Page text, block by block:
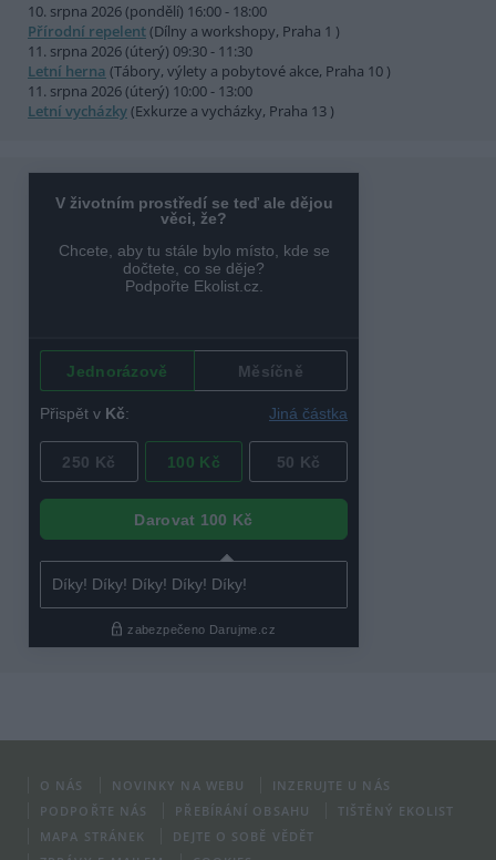
10. srpna 2026 (pondělí) 16:00 - 18:00
Přírodní repelent(Dílny a workshopy, Praha 1 )
11. srpna 2026 (úterý) 09:30 - 11:30
Letní herna (Tábory, výlety a pobytové akce, Praha 10 )
11. srpna 2026 (úterý) 10:00 - 13:00
Letní vycházky(Exkurze a vycházky, Praha 13 )
O NÁS NOVINKY NA WEBU
INZERUJTE U NÁS
PODPOŘTE NÁS
PŘEBÍRÁNÍ OBSAHU
TIŠTĚNÝ EKOLIST
MAPA STRÁNEK
DEJTE O SOBĚ VĚDĚT